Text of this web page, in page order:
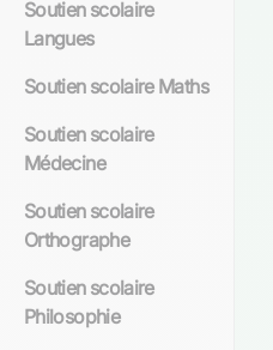
Soutien scolaire
Langues
Soutien scolaire Maths
Soutien scolaire
Médecine
Soutien scolaire
Orthographe
Soutien scolaire
Philosophie